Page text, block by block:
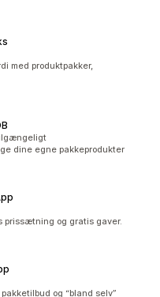
med produktpakker,
dine egne pakkeprodukter
prissætning og gratis gaver.
og “bland selv”